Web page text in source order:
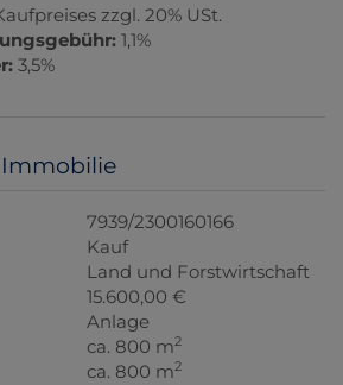
zzgl. 20% USt.
1,1%
3,5%
Immobilie
7939/2300160166
Kauf
Land und Forstwirtschaft
15.600,00 €
Anlage
ca. 800 m2
ca. 800 m2